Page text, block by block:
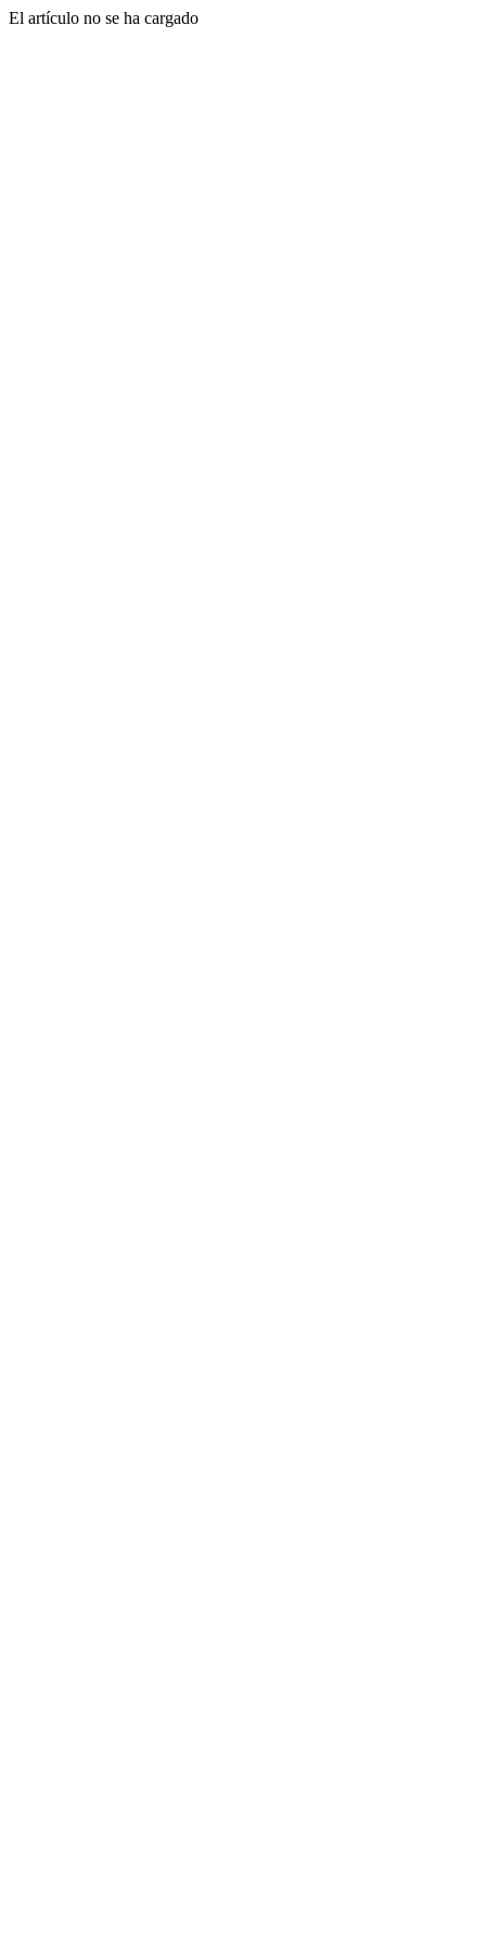
El artículo no se ha cargado